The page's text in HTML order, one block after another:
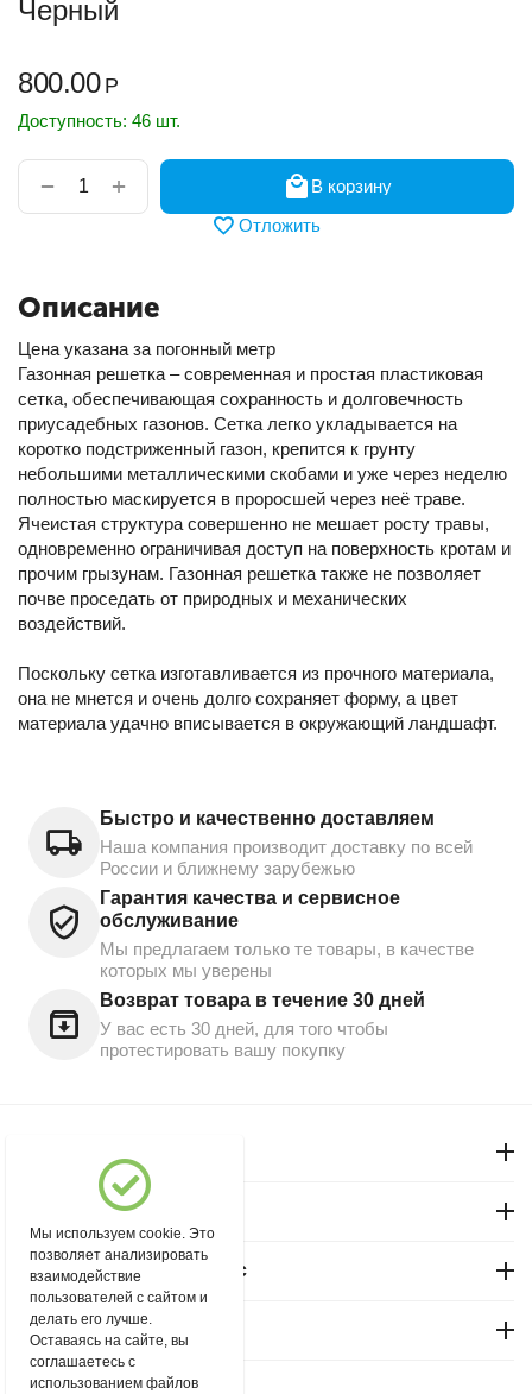
Черный
800.00 Р
Доступность: 46 шт.
+
−
В корзину
Отложить
Описание
Цена указана за погонный метр
Газонная решетка – современная и простая пластиковая
сетка, обеспечивающая сохранность и долговечность
приусадебных газонов. Сетка легко укладывается на
коротко подстриженный газон, крепится к грунту
небольшими металлическими скобами и уже через неделю
полностью маскируется в проросшей через неё траве.
Ячеистая структура совершенно не мешает росту травы,
одновременно ограничивая доступ на поверхность кротам и
прочим грызунам. Газонная решетка также не позволяет
почве проседать от природных и механических
воздействий.
Поскольку сетка изготавливается из прочного материала,
она не мнется и очень долго сохраняет форму, а цвет
материала удачно вписывается в окружающий ландшафт.
Быстро и качественно доставляем
Наша компания производит доставку по всей
России и ближнему зарубежью
Гарантия качества и сервисное
обслуживание
Мы предлагаем только те товары, в качестве
которых мы уверены
Возврат товара в течение 30 дней
У вас есть 30 дней, для того чтобы
протестировать вашу покупку
Магазин "Северный"
Покупательский сервис
Контакты
Мы используем cookie. Это
позволяет анализировать
взаимодействие
пользователей с сайтом и
делать его лучше.
Оставаясь на сайте, вы
соглашаетесь с
использованием файлов